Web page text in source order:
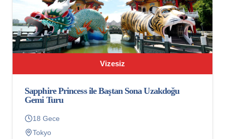
Vizesiz
Sapphire Princess ile Baştan Sona Uzakdoğu
Gemi Turu
18 Gece
Tokyo